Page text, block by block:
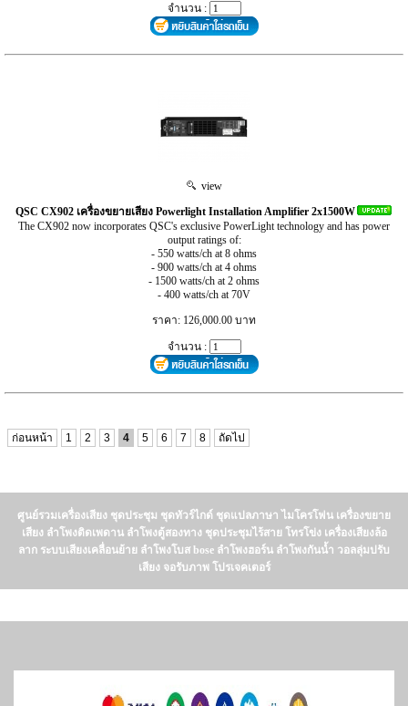
จำนวน :
view
QSC CX902 เครื่องขยายเสียง Powerlight Installation Amplifier 2x1500W
The CX902 now incorporates QSC's exclusive PowerLight technology and has power
output ratings of:
- 550 watts/ch at 8 ohms
- 900 watts/ch at 4 ohms
- 1500 watts/ch at 2 ohms
- 400 watts/ch at 70V
ราคา: 126,000.00 บาท
จำนวน :
ก่อนหน้า 1 2 3 4 5 6 7 8 ถัดไป
ศูนย์รวมเครื่องเสียง ชุดประชุม ชุดทัวร์ไกด์ ชุดแปลภาษา ไมโครโฟน เครื่องขยาย
เสียง ลำโพงติดเพดาน ลำโพงตู้สองทาง ชุดประชุมไร้สาย โทรโข่ง เครื่องเสียงล้อ
ลาก ระบบเสียงเคลื่อนย้าย ลำโพงโบส bose ลำโพงฮอร์น ลำโพงกันน้ำ วอลลุ่มปรับ
เสียง จอรับภาพ โปรเจคเตอร์